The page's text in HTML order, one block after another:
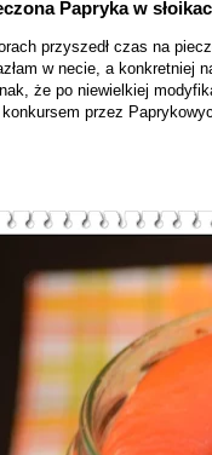
Papryka w
przyszedł czas na
w necie, a konkretniej
że po niewielkiej
przez